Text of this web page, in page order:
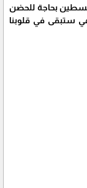
بحاجة للحضن
ستبقى في قلوبنا